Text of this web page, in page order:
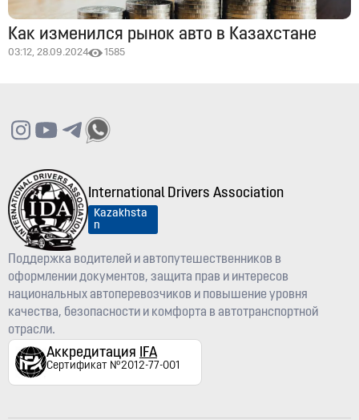
Как изменился рынок авто в Казахстане
03:12, 28.09.2024 1585
International Drivers Association
Kazakhsta
n
Поддержка водителей и автопутешественников в
оформлении документов, защита прав и интересов
национальных автоперевозчиков и повышение уровня
качества, безопасности и комфорта в автотранспортной
отрасли.
Аккредитация IFA
Сертификат №2012-77-001